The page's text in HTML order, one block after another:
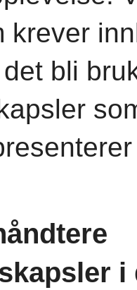
krever
bli
i